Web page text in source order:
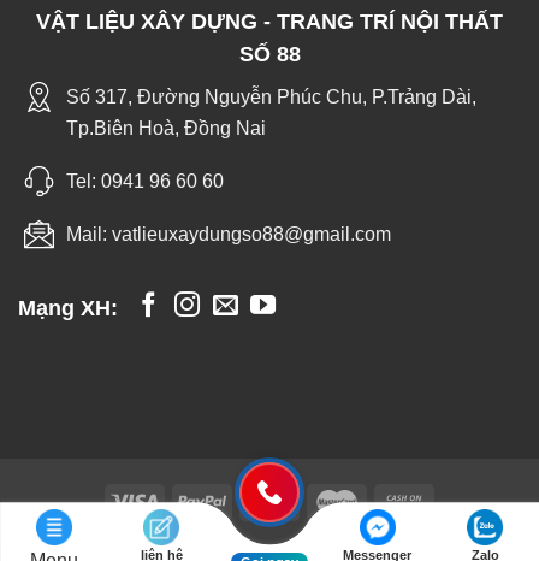
VẬT LIỆU XÂY DỰNG - TRANG TRÍ NỘI THẤT
SỐ 88
Số 317, Đường Nguyễn Phúc Chu, P.Trảng Dài,
Tp.Biên Hoà, Đồng Nai
Tel: 0941 96 60 60
Mail: vatlieuxaydungso88@gmail.com
Mạng XH:
liên hệ Messenger Zalo